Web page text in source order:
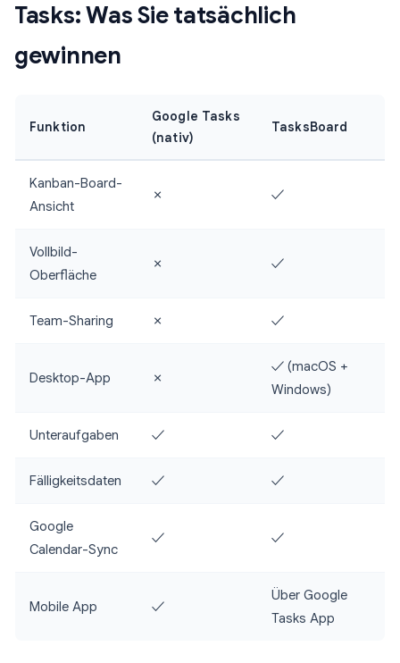
Tasks: Was Sie tatsächlich
gewinnen
Funktion
Google Tasks
(nativ)
TasksBoard
Kanban-Board-
Ansicht
✗ ✓
Vollbild-
Oberfläche
✗ ✓
Team-Sharing ✗ ✓
Desktop-App ✗
✓ (macOS +
Windows)
Unteraufgaben ✓ ✓
Fälligkeitsdaten ✓ ✓
Google
Calendar-Sync
✓ ✓
Mobile App ✓
Über Google
Tasks App